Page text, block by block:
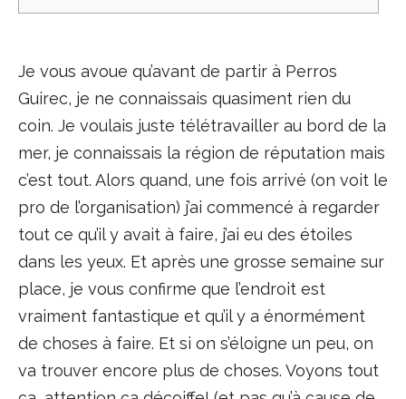
Je vous avoue qu’avant de partir à Perros
Guirec, je ne connaissais quasiment rien du
coin. Je voulais juste télétravailler au bord de la
mer, je connaissais la région de réputation mais
c’est tout. Alors quand, une fois arrivé (on voit le
pro de l’organisation) j’ai commencé à regarder
tout ce qu’il y avait à faire, j’ai eu des étoiles
dans les yeux. Et après une grosse semaine sur
place, je vous confirme que l’endroit est
vraiment fantastique et qu’il y a énormément
de choses à faire. Et si on s’éloigne un peu, on
va trouver encore plus de choses. Voyons tout